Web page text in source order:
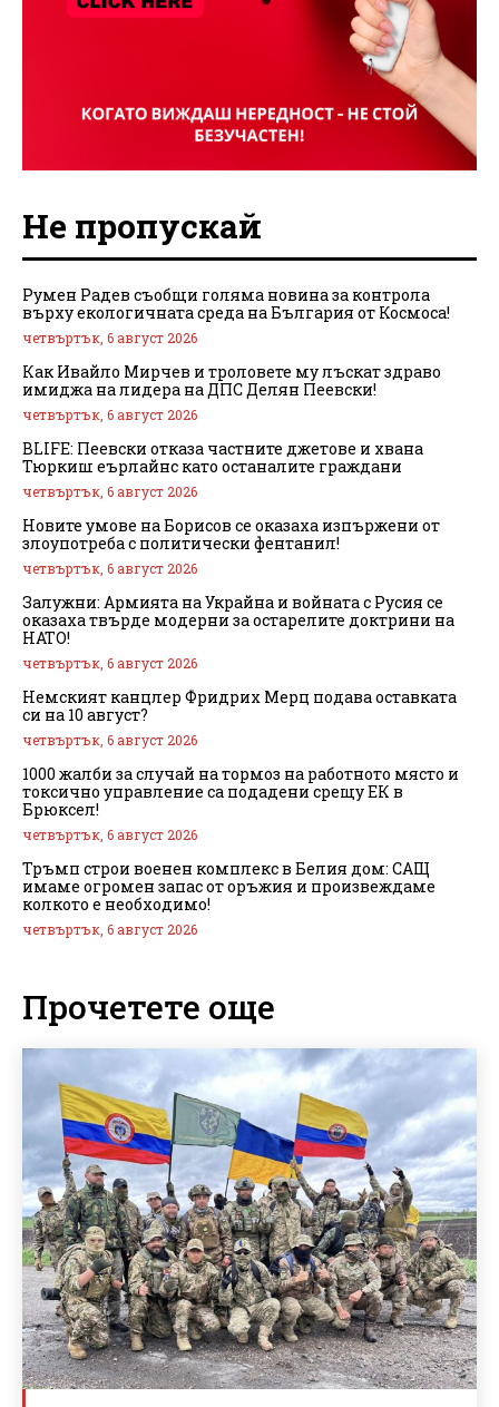
Не пропускай
Румен Радев съобщи голяма новина за контрола
върху екологичната среда на България от Космоса!
четвъртък, 6 август 2026
Как Ивайло Мирчев и троловете му лъскат здраво
имиджа на лидера на ДПС Делян Пеевски!
четвъртък, 6 август 2026
BLIFE: Пеевски отказа частните джетове и хвана
Тюркиш еърлайнс като останалите граждани
четвъртък, 6 август 2026
Новите умове на Борисов се оказаха изпържени от
злоупотреба с политически фентанил!
четвъртък, 6 август 2026
Залужни: Армията на Украйна и войната с Русия се
оказаха твърде модерни за остарелите доктрини на
НАТО!
четвъртък, 6 август 2026
Немският канцлер Фридрих Мерц подава оставката
си на 10 август?
четвъртък, 6 август 2026
1000 жалби за случай на тормоз на работното място и
токсично управление са подадени срещу ЕК в
Брюксел!
четвъртък, 6 август 2026
Тръмп строи военен комплекс в Белия дом: САЩ
имаме огромен запас от оръжия и произвеждаме
колкото е необходимо!
четвъртък, 6 август 2026
Прочетете още